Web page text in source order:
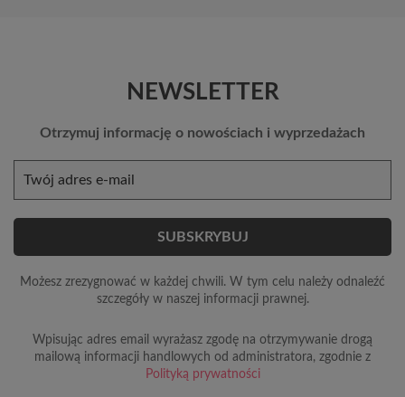
NEWSLETTER
Otrzymuj informację o nowościach i wyprzedażach
Możesz zrezygnować w każdej chwili. W tym celu należy odnaleźć
szczegóły w naszej informacji prawnej.
Wpisując adres email wyrażasz zgodę na otrzymywanie drogą
mailową informacji handlowych od administratora, zgodnie z
Polityką prywatności